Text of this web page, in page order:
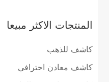
المنتجات الاكثر مبيعا
كاشف للذهب
كاشف معادن احترافي